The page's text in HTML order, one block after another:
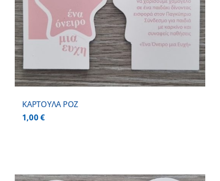
ΚΑΡΤΟΥΛΑ ΡΟΖ
1,00€